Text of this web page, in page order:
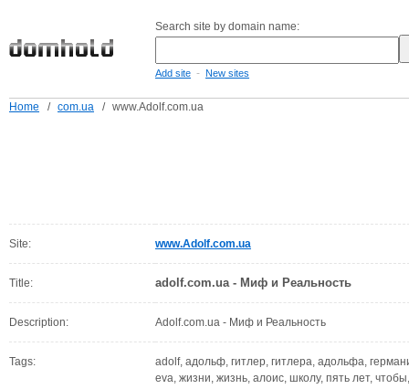
Search site by domain name:
Add site - New sites
Home / com.ua / www.Adolf.com.ua
Site: www.Adolf.com.ua
Title: adolf.com.ua - Миф и Реальность
Description: Adolf.com.ua - Миф и Реальность
Tags:
adolf, адольф, гитлер, гитлера, адольфа,
eva, жизни, жизнь, алоис, школу, пять лет,